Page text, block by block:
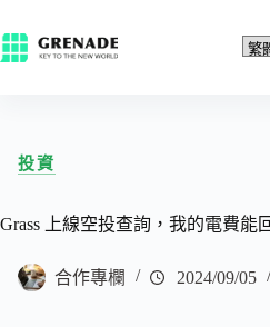
投資
Grass 上線空投查詢，我的電費能
合作專欄 2024/09/05